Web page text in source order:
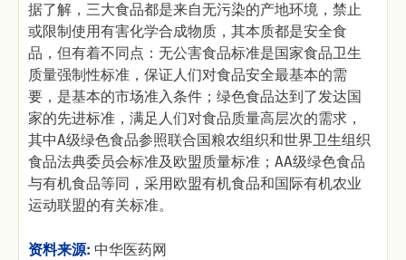
据了解，三大食品都是来自无污染的产地环境，禁止
或限制使用有害化学合成物质，其本质都是安全食
品，但有着不同点：无公害食品标准是国家食品卫生
质量强制性标准，保证人们对食品安全最基本的需
要，是基本的市场准入条件；绿色食品达到了发达国
家的先进标准，满足人们对食品质量高层次的需求，
其中A级绿色食品参照联合国粮农组织和世界卫生组织
食品法典委员会标准及欧盟质量标准；AA级绿色食品
与有机食品等同，采用欧盟有机食品和国际有机农业
运动联盟的有关标准。
资料来源: 中华医药网